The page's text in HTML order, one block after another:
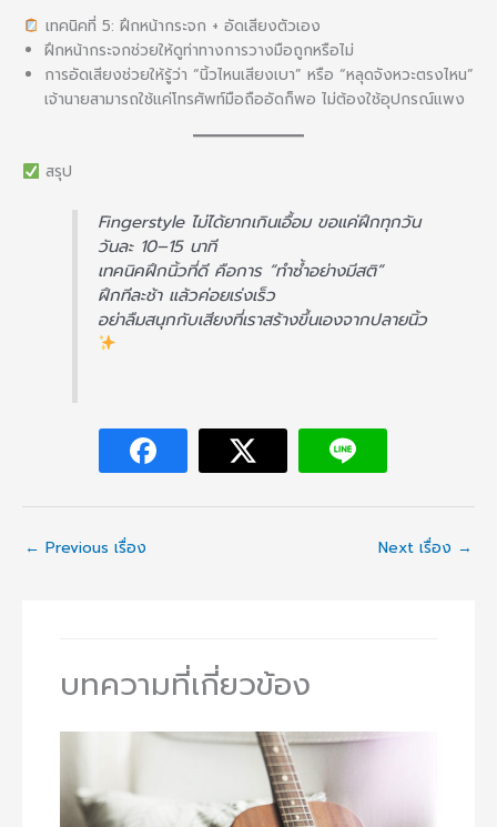
เทคนิคที่ 5: ฝึกหน้ากระจก + อัดเสียงตัวเอง
ฝึกหน้ากระจกช่วยให้ดูท่าทางการวางมือถูกหรือไม่
การอัดเสียงช่วยให้รู้ว่า “นิ้วไหนเสียงเบา” หรือ “หลุดจังหวะตรงไหน”
เจ้านายสามารถใช้แค่โทรศัพท์มือถืออัดก็พอ ไม่ต้องใช้อุปกรณ์แพง
สรุป
Fingerstyle ไม่ได้ยากเกินเอื้อม ขอแค่ฝึกทุกวัน
วันละ 10–15 นาที
เทคนิคฝึกนิ้วที่ดี คือการ “ทำซ้ำอย่างมีสติ”
ฝึกทีละช้า แล้วค่อยเร่งเร็ว
อย่าลืมสนุกกับเสียงที่เราสร้างขึ้นเองจากปลายนิ้ว
← Previous เรื่อง Next เรื่อง →
บทความที่เกี่ยวข้อง